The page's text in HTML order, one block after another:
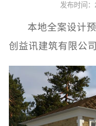
发布时间
本地全案设计
创益讯建筑有限公